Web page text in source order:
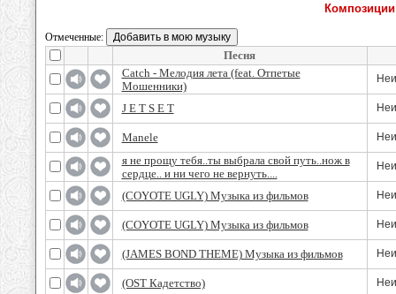
Отмеченные:
Песня
Catch - Мелодия лета (feat. Отпетые
Мошенники)
J E T S E T
Manele
я не прощу тебя..ты выбрала свой путь..нож в
сердце.. и ни чего не вернуть....
(COYOTE UGLY) Музыка из фильмов
(COYOTE UGLY) Музыка из фильмов
(JAMES BOND THEME) Музыка из фильмов
(OST Кадетство)